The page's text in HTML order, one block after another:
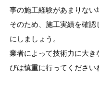
事の施工経験があまりない
そのため、施工実績を確認
にしましょう。
業者によって技術力に大
びは慎重に行ってください